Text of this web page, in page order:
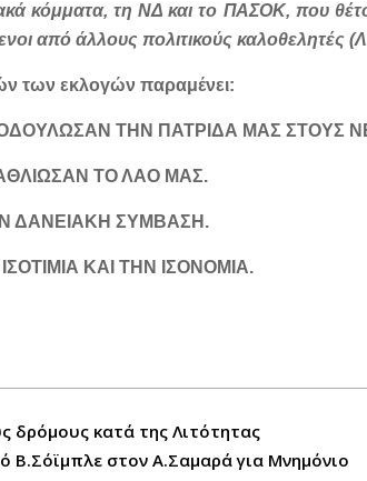
κόμματα, τη ΝΔ και το ΠΑΣΟΚ, που
από άλλους πολιτικούς
των εκλογών παραμένει:
ΤΗΝ ΠΑΤΡΙΔΑ ΜΑΣ ΣΤΟΥΣ
ΤΟ ΛΑΟ ΜΑΣ.
ΔΑΝΕΙΑΚΗ ΣΥΜΒΑΣΗ.
ΚΑΙ ΤΗΝ ΙΣΟΝΟΜΙΑ.
δρόμους κατά της Λιτότητας
Β.Σόϊμπλε στον Α.Σαμαρά για Μνημόνιο